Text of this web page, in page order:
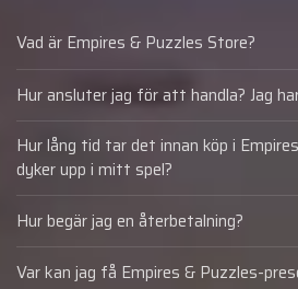
Vad är Empires & Puzzles Store?
Hur ansluter jag för att handla? Jag
Hur lång tid tar det innan köp i
dyker upp i mitt spel?
Hur begär jag en återbetalning?
Var kan jag få Empires & Puzzles-